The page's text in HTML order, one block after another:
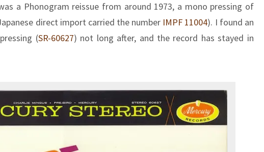
a Phonogram reissue from around 1973, a mono pressing of
direct import carried the number IMPF 11004). I found an
(SR-60627) not long after, and the record has stayed in